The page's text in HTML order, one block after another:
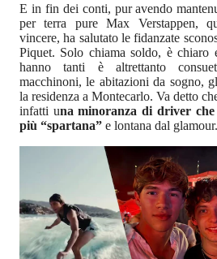
E in fin dei conti, pur avendo
per terra pure Max Verstappen,
vincere, ha salutato le fidanzate
Piquet. Solo chiama soldo, è chiaro
hanno tanti è altrettanto
macchinoni, le abitazioni da sogno,
la residenza a Montecarlo. Va detto
infatti una minoranza di driver che
più “spartana” e lontana dal glamour.